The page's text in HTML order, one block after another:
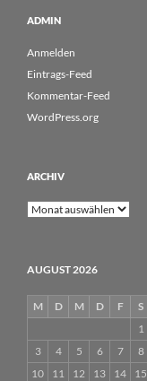
ADMIN
Anmelden
Eintrags-Feed
Kommentar-Feed
WordPress.org
ARCHIV
Archiv
AUGUST 2026
M D M D F S
1
3
4 5 6 7 8
10
11 12 13 14 15